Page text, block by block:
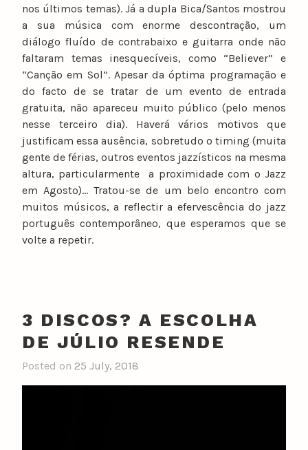
nos últimos temas). Já a dupla Bica/Santos mostrou
a sua música com enorme descontração, um
diálogo fluído de contrabaixo e guitarra onde não
faltaram temas inesquecíveis, como “Believer” e
“Canção em Sol”. Apesar da óptima programação e
do facto de se tratar de um evento de entrada
gratuita, não apareceu muito público (pelo menos
nesse terceiro dia). Haverá vários motivos que
justificam essa ausência, sobretudo o timing (muita
gente de férias, outros eventos jazzísticos na mesma
altura, particularmente a proximidade com o Jazz
em Agosto)… Tratou-se de um belo encontro com
muitos músicos, a reflectir a efervescência do jazz
português contemporâneo, que esperamos que se
volte a repetir.
3 DISCOS? A ESCOLHA
DE JÚLIO RESENDE
Posted on 25 July, 2018